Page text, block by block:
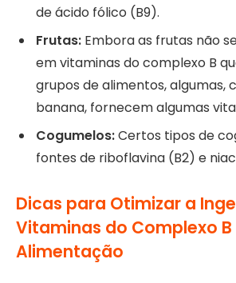
de ácido fólico (B9).
Frutas: Embora as frutas não
em vitaminas do complexo B
grupos de alimentos, algumas,
banana, fornecem algumas
Cogumelos:Certos tipos de
fontes de riboflavina (B2) e
Dicas para Otimizar a
Vitaminas do Complexo
Alimentação